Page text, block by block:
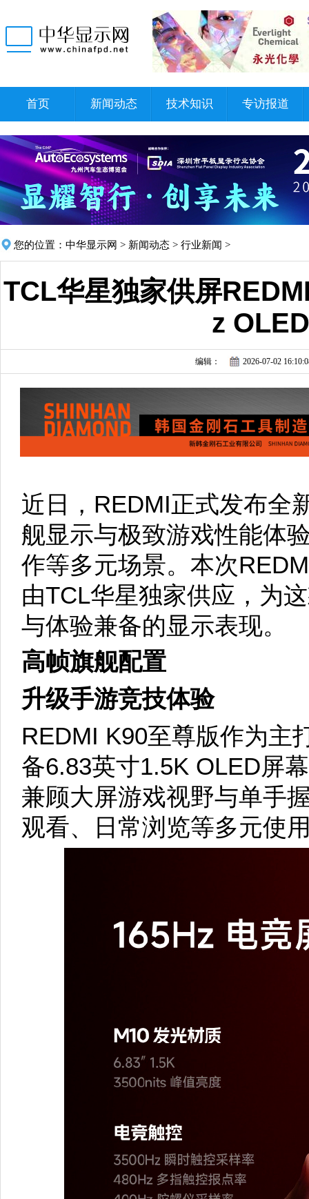
首页 新闻动态 技术知识 专访报道
您的位置： 中华显示网 > 新闻动态 > 行业新闻 >
TCL华星独家供屏
z
编辑： 2026-07-02
近日，REDMI正式发布全
舰显示与极致游戏性能体
作等多元场景。本次
由TCL华星独家供应，为
与体验兼备的显示表现。
高帧旗舰配置
升级手游竞技体验
REDMI K90至尊版作为主
备6.83英寸1.5K OLED屏
兼顾大屏游戏视野与单手
观看、日常浏览等多元使